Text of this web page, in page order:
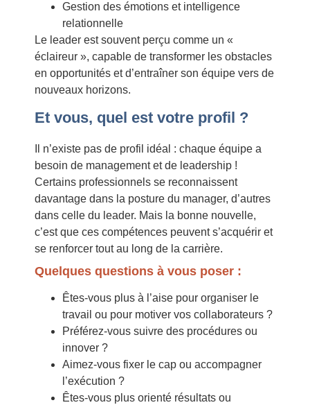
Gestion des émotions et intelligence
relationnelle
Le leader est souvent perçu comme un «
éclaireur », capable de transformer les obstacles
en opportunités et d’entraîner son équipe vers de
nouveaux horizons.
Et vous, quel est votre profil ?
Il n’existe pas de profil idéal : chaque équipe a
besoin de management et de leadership !
Certains professionnels se reconnaissent
davantage dans la posture du manager, d’autres
dans celle du leader. Mais la bonne nouvelle,
c’est que ces compétences peuvent s’acquérir et
se renforcer tout au long de la carrière.
Quelques questions à vous poser :
Êtes-vous plus à l’aise pour organiser le
travail ou pour motiver vos collaborateurs ?
Préférez-vous suivre des procédures ou
innover ?
Aimez-vous fixer le cap ou accompagner
l’exécution ?
Êtes-vous plus orienté résultats ou